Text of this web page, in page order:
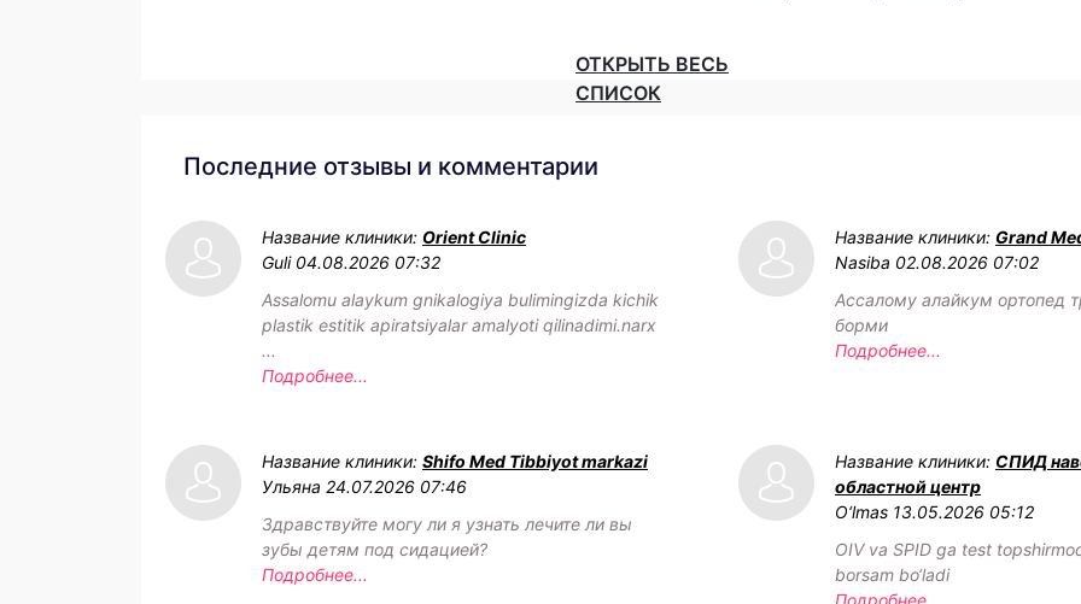
ОТКРЫТЬ ВЕСЬ
СПИСОК
Последние отзывы и комментарии
Название клиники: Orient Clinic
Guli 04.08.2026 07:32
Assalomu alaykum gnikalogiya bulimingizda kichik
plastik estitik apiratsiyalar amalyoti qilinadimi.narx
...
Подробнее...
Название клиники: Grand
Nasiba 02.08.2026 07:02
Ассалому алайкум ортопед
борми
Подробнее...
Название клиники: Shifo Med Tibbiyot markazi
Ульяна 24.07.2026 07:46
Здравствуйте могу ли я узнать лечите ли вы
зубы детям под сидацией?
Подробнее...
Название клиники: СПИД
областной центр
O‘lmas 13.05.2026 05:12
OIV va SPID ga test
borsam bo‘ladi
Подробнее...